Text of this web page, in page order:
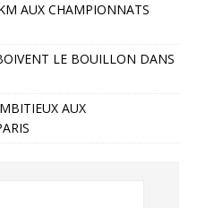
AUX CHAMPIONNATS
LE BOUILLON DANS
AUX